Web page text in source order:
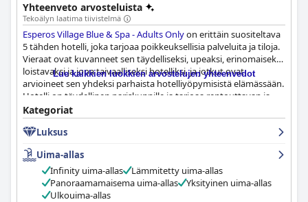
ruokailu- ja juomavaihtoehtoja kuuden ravintolan ja neljän
baarin joukosta. Muihin palveluihin kuuluvat kylpylä,
tenniskentät, 2 ulkouima-allasta (lämmitetty talvella), kuntosali,
jooga jne.
Yhteenveto arvosteluista
Tekoälyn laatima tiivistelmä
Esperos Village Blue & Spa - Adults Onlyon erittäin suositeltava
5 tähden hotelli, joka tarjoaa poikkeuksellisia palveluita ja tiloja.
Vieraat ovat kuvanneet sen täydelliseksi, upeaksi, erinomaiseksi,
loistavaksi ja jopa taivaalliseksi hotelliksi, ja jotkut ovat
arvioineet sen yhdeksi parhaista hotelliyöpymisistä elämässään.
Hotelli on täydellinen pariskunnille ja tarjoaa rentouttavan ja
unenomaisen loman. Ystävällinen ja avulias henkilökunta sai
myös kiitosta. Vaikka jotkut vieraat ovat raportoineet
puuttuvista mukavuuksista, kuten matkatavarapöydistä ja
silityslaudoista, yleinen kokemus on tutustumisen arvoinen.
Esperos Village Blue & Spa - Adults Only
lomakeskus, jota suositellaan lämpimästi.
Lue kaikkien luokkien arvostelujen yhteenvedot
Kategoriat
Luksus
Uima-allas
Infinity uima-allas
Lämmitetty uima-allas
Panoraamamaisema uima-allas
Yksityinen uima-allas
Ulkouima-allas